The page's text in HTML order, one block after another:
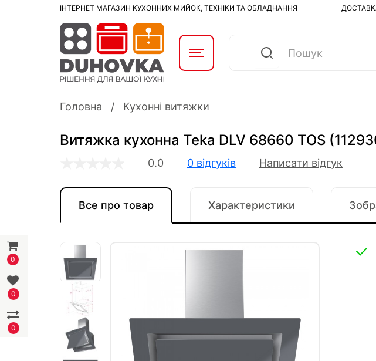
0
0
0
ІНТЕРНЕТ МАГАЗИН КУХОННИХ МИЙОК, ТЕХНІКИ ТА ОБЛАДНАННЯ
Головна Кухонні витяжки
Витяжка кухонна Teka DLV 68660 TOS
0.0 0 відгуків Написати відгук
Все про товар Характеристики